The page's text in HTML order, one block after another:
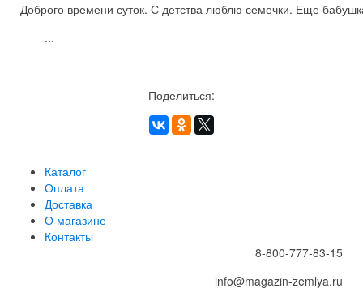
Доброго времени суток. С детства люблю семечки. Еще
...
Поделиться:
Каталог
Оплата
Доставка
О магазине
Контакты
8-800-777-83-15
info@magazin-zemlya.ru